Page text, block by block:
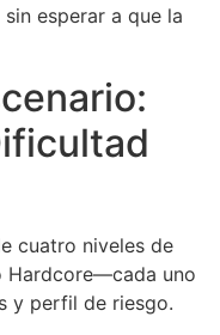
esperar a que la
cuatro niveles de
Hardcore—cada uno
y perfil de riesgo.